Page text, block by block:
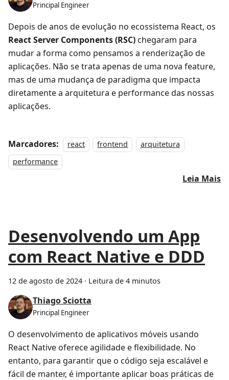
Principal Engineer
Depois de anos de evolução no ecossistema React, os
React Server Components (RSC)chegaram para
mudar a forma como pensamos a renderização de
aplicações. Não se trata apenas de uma nova feature,
mas de uma mudança de paradigma que impacta
diretamente a arquitetura e performance das nossas
aplicações.
Marcadores: react frontend
arquitetura
performance
Leia Mais
Desenvolvendo um App
com React Native e DDD
12 de agosto de 2024 · Leitura de 4 minutos
Thiago Sciotta
Principal Engineer
O desenvolvimento de aplicativos móveis usando
React Native oferece agilidade e flexibilidade. No
entanto, para garantir que o código seja escalável e
fácil de manter, é importante aplicar boas práticas de